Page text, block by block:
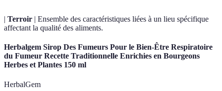
| Terroir | Ensemble des caractéristiques liées à un lieu spécifique
affectant la qualité des aliments.
Herbalgem Sirop Des Fumeurs Pour le Bien-Être Respiratoire
du Fumeur Recette Traditionnelle Enrichies en Bourgeons
Herbes et Plantes 150 ml
HerbalGem